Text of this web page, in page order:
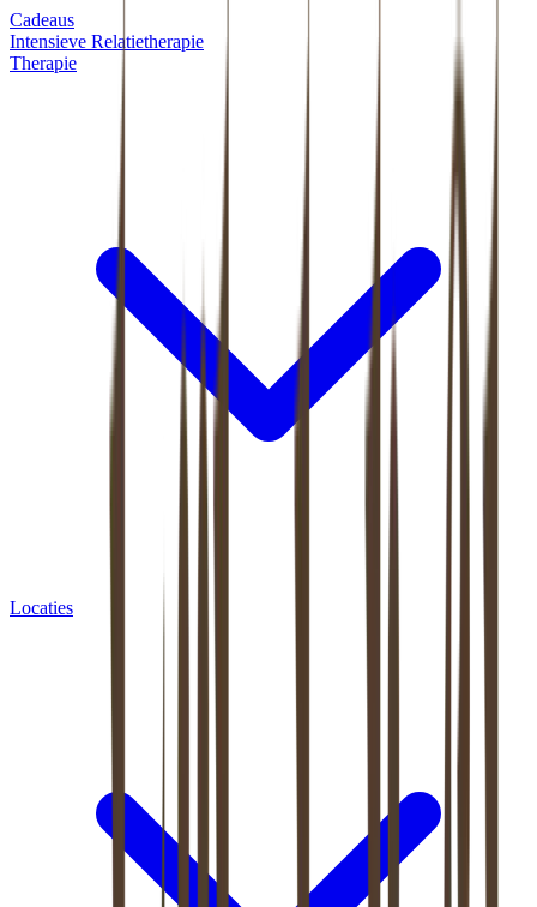
Cadeaus
Intensieve Relatietherapie
Therapie
Locaties